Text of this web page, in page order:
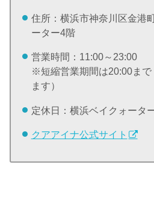
住所：横浜市神奈川区金港
ーター4階
営業時間：11:00～23:00
※短縮営業期間は20:00まで
ます）
定休日：横浜ベイクォータ
クアアイナ公式サイト